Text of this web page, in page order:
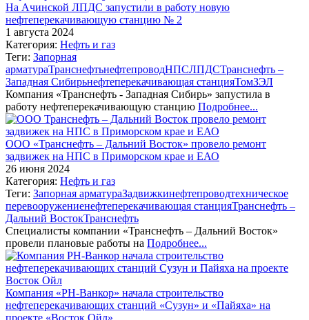
На Ачинской ЛПДС запустили в работу новую
нефтеперекачивающую станцию № 2
1 августа 2024
Категория: Нефть и газ
Теги: Запорная
арматураТранснефтьнефтепроводНПСЛПДСТранснефть –
Западная Сибирьнефтеперекачивающая станцияТомЗЭЛ
Компания «Транснефть - Западная Сибирь» запустила в
работу нефтеперекачивающую станцию Подробнее...
ООО «Транснефть – Дальний Восток» провело ремонт
задвижек на НПС в Приморском крае и ЕАО
26 июня 2024
Категория: Нефть и газ
Теги: Запорная арматураЗадвижкинефтепроводтехническое
перевооружениенефтеперекачивающая станцияТранснефть –
Дальний ВостокТранснефть
Специалисты компании «Транснефть – Дальний Восток»
провели плановые работы на Подробнее...
Компания «РН-Ванкор» начала строительство
нефтеперекачивающих станций «Сузун» и «Пайяха» на
проекте «Восток Ойл»